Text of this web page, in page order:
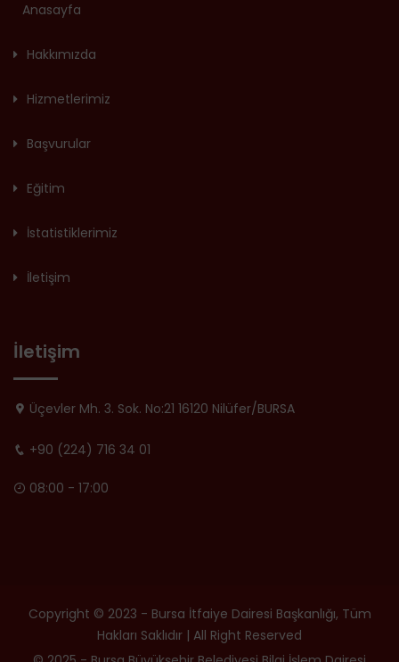
Anasayfa
Hakkımızda
Hizmetlerimiz
Başvurular
Eğitim
İstatistiklerimiz
İletişim
İletişim
Üçevler Mh. 3. Sok. No:21 16120 Nilüfer/BURSA
+90 (224) 716 34 01
08:00 - 17:00
Copyright © 2023 - Bursa İtfaiye Dairesi Başkanlığı, Tüm
Hakları Saklıdır | All Right Reserved